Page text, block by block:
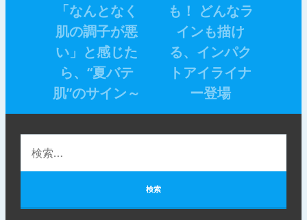
「なんとなく
肌の調子が悪
い」と感じた
ら、“夏バテ
肌”のサイン～
も！ どんなラ
インも描け
る、インパク
トアイライナ
ー登場